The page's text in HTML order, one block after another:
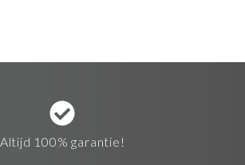
Altijd 100% garantie!